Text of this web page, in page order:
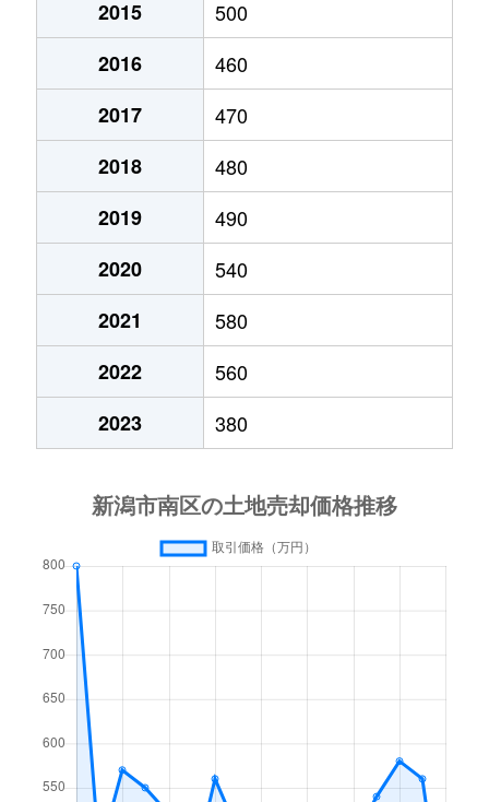
2015
500
2016
460
2017
470
2018
480
2019
490
2020
540
2021
580
2022
560
2023
380